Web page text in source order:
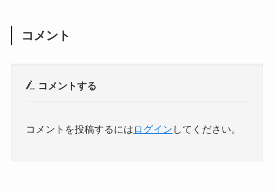
コメント
コメントする
コメントを投稿するには ログイン してください。